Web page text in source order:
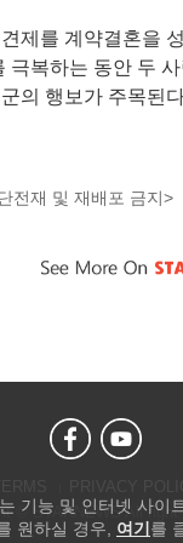
제를 계약결혼을
복하는 동안 두 사
의 행보가 주목된
전재 및 재배포 금지>
© STARNEWS All right
기능 및 인터넷 사이
원하실 경우, 여기 를